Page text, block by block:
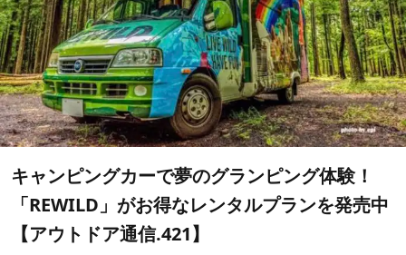
キャンピングカーで夢のグランピング体験！
「REWILD」がお得なレンタルプランを発売中
【アウトドア通信.421】